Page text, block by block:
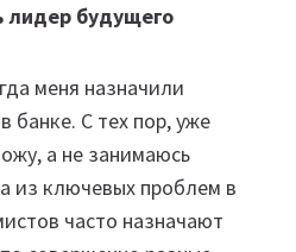
будущего
меня назначили
банке. С тех пор, уже
а не занимаюсь
из ключевых проблем в
часто назначают